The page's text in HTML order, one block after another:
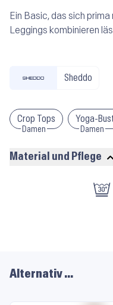
Ein Basic, das sich
Leggings kombinieren
Sheddo
Crop Tops
Damen
Yoga-
Damen
Material und Pflege
Alternativ …